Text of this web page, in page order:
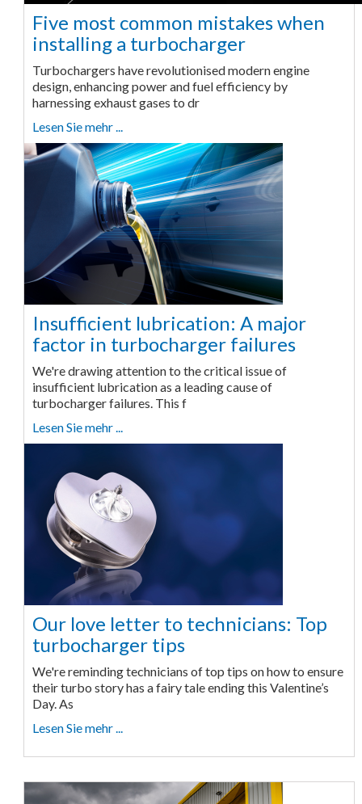
Five most common mistakes when
installing a turbocharger
Turbochargers have revolutionised modern engine
design, enhancing power and fuel efficiency by
harnessing exhaust gases to dr
Lesen Sie mehr ...
Insufficient lubrication: A major
factor in turbocharger failures
We're drawing attention to the critical issue of
insufficient lubrication as a leading cause of
turbocharger failures. This f
Lesen Sie mehr ...
Our love letter to technicians: Top
turbocharger tips
We're reminding technicians of top tips on how to ensure
their turbo story has a fairy tale ending this Valentine’s
Day. As
Lesen Sie mehr ...